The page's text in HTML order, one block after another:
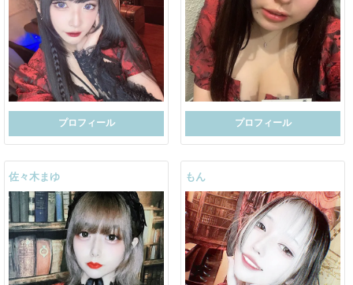
プロフィール プロフィール
佐々木まゆ もん